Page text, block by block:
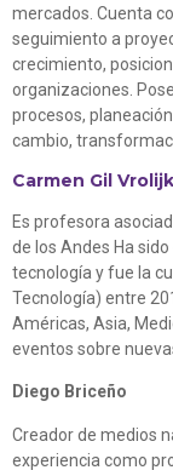
mercados. Cuenta
seguimiento a
crecimiento,
organizaciones.
procesos,
cambio,
Carmen Gil Vrolijk
Es profesora
de los Andes Ha
tecnología y fue la
Tecnología) entre
Américas, Asia,
eventos sobre
Diego Briceño
Creador de medios
experiencia como